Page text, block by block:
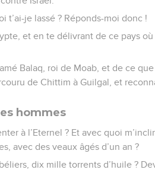
t’ai-je lassé ? Réponds-moi donc !
et en te délivrant de ce pays
Balaq, roi de Moab, et de ce
de Chittim à Guilgal, et
hommes
à l’Eternel ? Et avec quoi
avec des veaux âgés d’un an ?
dix mille torrents d’huile ?